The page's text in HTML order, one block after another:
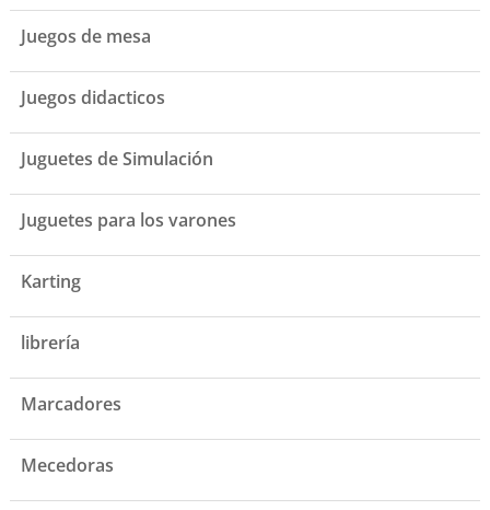
Juegos de mesa
Juegos didacticos
Juguetes de Simulación
Juguetes para los varones
Karting
librería
Marcadores
Mecedoras